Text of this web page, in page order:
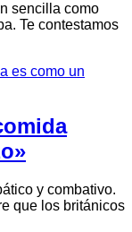
sencilla como
Te contestamos
y combativo.
que los británicos